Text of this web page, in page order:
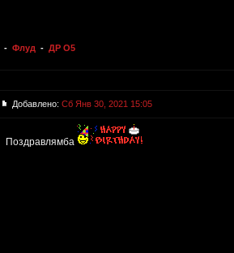
- Флуд - ДР O5
Добавлено: Сб Янв 30, 2021 15:05
Поздравлямба